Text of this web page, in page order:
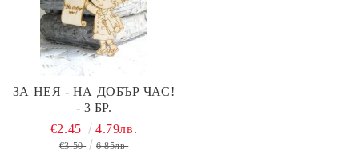
ЗА НЕЯ - НА ДОБЪР ЧАС!
- 3 БР.
€2.45 4.79лв.
€3.50 6.85лв.